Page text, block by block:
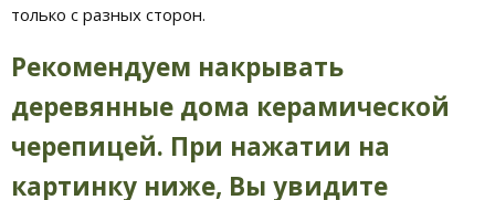
только с разных сторон.
Рекомендуем накрывать
деревянные дома керамической
черепицей. При нажатии на
картинку ниже, Вы увидите